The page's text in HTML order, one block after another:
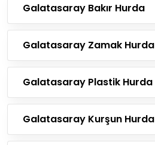
Galatasaray Bakır Hurda
Galatasaray Zamak Hurda
Galatasaray Plastik Hurda
Galatasaray Kurşun Hurda